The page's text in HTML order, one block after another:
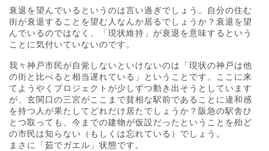
衰退を望んでいるというのは言い過ぎでしょう。自分の住む
街が衰退することを望む人なんか居るでしょうか？衰退を望
んでいるのではなく、「現状維持」が衰退を意味するという
ことに気付いていないのです。
我々神戸市民が自覚しないといけないのは「現状の神戸は他
の街と比べると相当遅れている」ということです。ここに来
てようやくプロジェクトが少しずつ動き出そうとしています
が、玄関口の三宮がここまで貧相な駅前であることに違和感
を持つ人が果たしてどれだけ居たでしょうか？阪急の駅舎ひ
とつ取っても、今までの建物が仮設だったということを殆ど
の市民は知らない（もしくは忘れている）でしょう。
まさに「茹でガエル」状態です。